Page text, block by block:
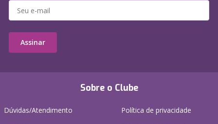
Sobre o Clube
Dúvidas/Atendimento
Política de privacidade
Assinar